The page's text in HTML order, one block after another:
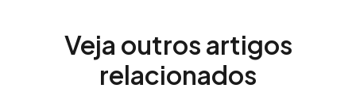
Veja outros artigos
relacionados